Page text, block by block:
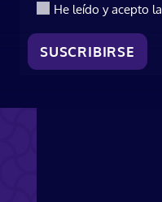
He leído y acepto la
SUSCRIBIRSE